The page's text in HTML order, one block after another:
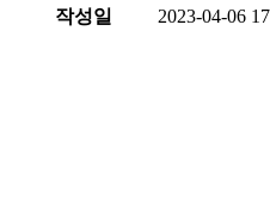
작성일
2023-04-06